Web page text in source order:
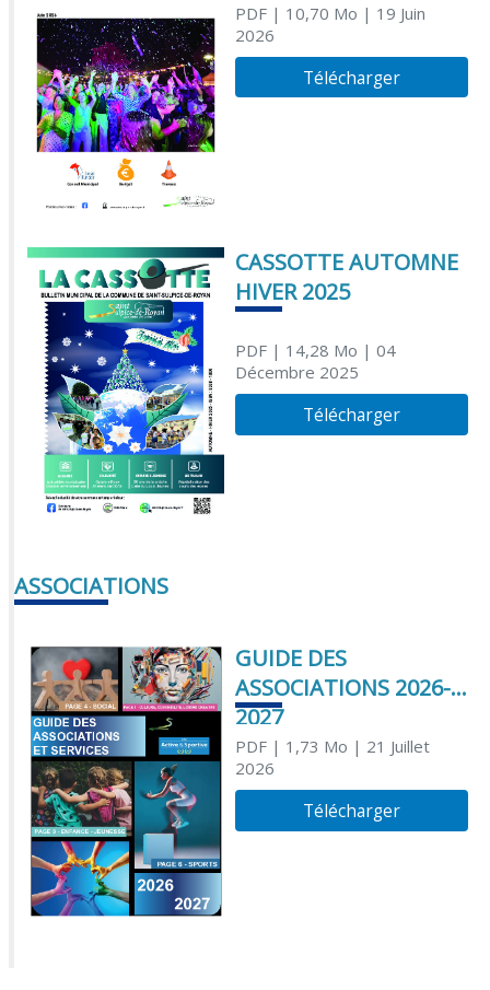
PDF| 10,70 Mo | 19 Juin
2026
Télécharger
CASSOTTE AUTOMNE
HIVER 2025
PDF| 14,28 Mo | 04
Décembre 2025
Télécharger
ASSOCIATIONS
GUIDE DES
ASSOCIATIONS 2026-
2027
PDF| 1,73 Mo | 21 Juillet
2026
Télécharger